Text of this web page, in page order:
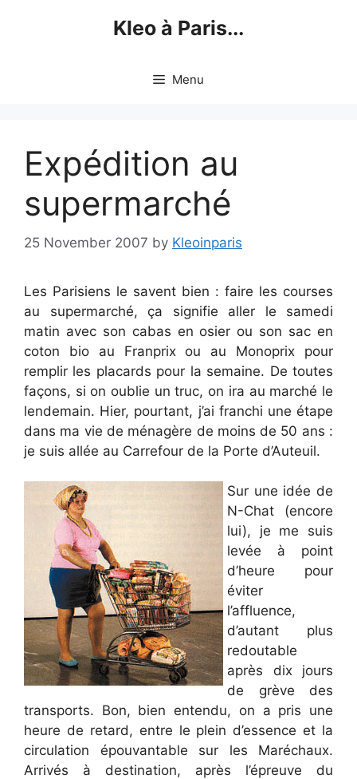
Kleo à Paris...
Menu
Expédition au
supermarché
25 November 2007 by Kleoinparis
Les Parisiens le savent bien : faire les courses
au supermarché, ça signifie aller le samedi
matin avec son cabas en osier ou son sac en
coton bio au Franprix ou au Monoprix pour
remplir les placards pour la semaine. De toutes
façons, si on oublie un truc, on ira au marché le
lendemain. Hier, pourtant, j’ai franchi une étape
dans ma vie de ménagère de moins de 50 ans :
je suis allée au Carrefour de la Porte d’Auteuil.
Sur une idée de
N-Chat (encore
lui), je me suis
levée à point
d’heure pour
éviter
l’affluence,
d’autant plus
redoutable
après dix jours
de grève des
transports. Bon, bien entendu, on a pris une
heure de retard, entre le plein d’essence et la
circulation épouvantable sur les Maréchaux.
Arrivés à destination, après l’épreuve du